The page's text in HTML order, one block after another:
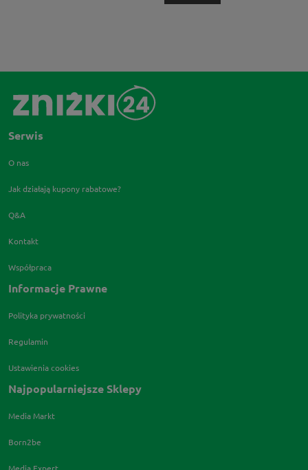
Serwis
O nas
Jak działają kupony rabatowe?
Q&A
Kontakt
Współpraca
Informacje Prawne
Polityka prywatności
Regulamin
Ustawienia cookies
Najpopularniejsze Sklepy
Media Markt
Born2be